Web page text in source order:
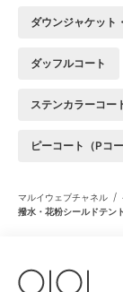
ダウンジャケット
ダッフルコート
ステンカラーコー
ピーコート（Pコー
マルイウェブチャネル /
撥水・花粉シールドテン